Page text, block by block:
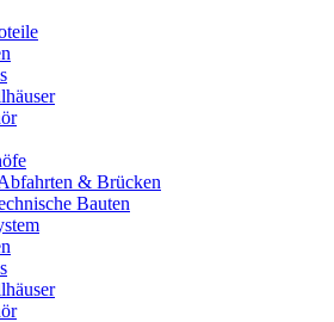
& Brücken
Bauten